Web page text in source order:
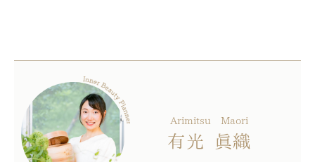
Arimitsu Maori
有光 眞織